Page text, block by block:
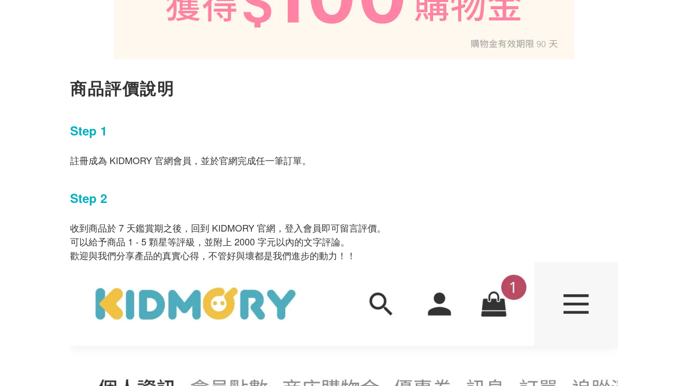
商品評價說明
Step 1
註冊成為 KIDMORY 官網會員，並於官網完成任一筆訂單。
Step 2
收到商品於 7 天鑑賞期之後，回到 KIDMORY 官網，登入會員即可留言評價。
可以給予商品 1 - 5 顆星等評級，並附上 2000 字元以內的文字評論。
歡迎與我們分享產品的真實心得，不管好與壞都是我們進步的動力！！